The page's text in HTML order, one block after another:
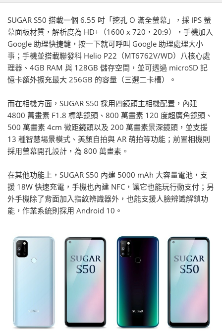
SUGAR S50 搭載一個 6.55 吋「挖孔 O 滿全螢幕」，採 IPS 螢
幕面板材質，解析度為 HD+（1600 x 720，20:9），手機加入
Google 助理快捷鍵，按一下就可呼叫 Google 助理處理大小
事；手機並搭載聯發科 Helio P22（MT6762V/WD）八核心處
理器、4GB RAM 與 128GB 儲存空間，並可透過 microSD 記
憶卡額外擴充最大 256GB 的容量（三選二卡槽）。
而在相機方面，SUGAR S50 採用四鏡頭主相機配置，內建
4800 萬畫素 F1.8 標準鏡頭、800 萬畫素 120 度超廣角鏡頭、
500 萬畫素 4cm 微距鏡頭以及 200 萬畫素景深鏡頭，並支援
13 種智慧場景模式、美顏自拍與 AR 萌拍等功能；前置相機則
採用螢幕開孔設計，為 800 萬畫素。
在其他功能上，SUGAR S50 內建 5000 mAh 大容量電池，支
援 18W 快速充電，手機也內建 NFC，讓它也能玩行動支付；另
外手機除了背面加入指紋辨識器外，也能支援人臉辨識解鎖功
能，作業系統則採用 Android 10。